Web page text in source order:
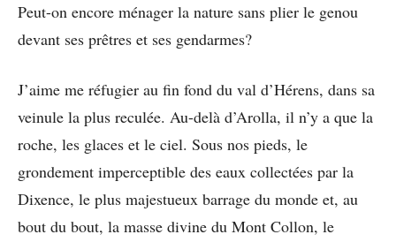
Peut-on encore ménager la nature sans plier le genou
devant ses prêtres et ses gendarmes?
J’aime me réfugier au fin fond du val d’Hérens, dans sa
veinule la plus reculée. Au-delà d’Arolla, il n’y a que la
roche, les glaces et le ciel. Sous nos pieds, le
grondement imperceptible des eaux collectées par la
Dixence, le plus majestueux barrage du monde et, au
bout du bout, la masse divine du Mont Collon, le